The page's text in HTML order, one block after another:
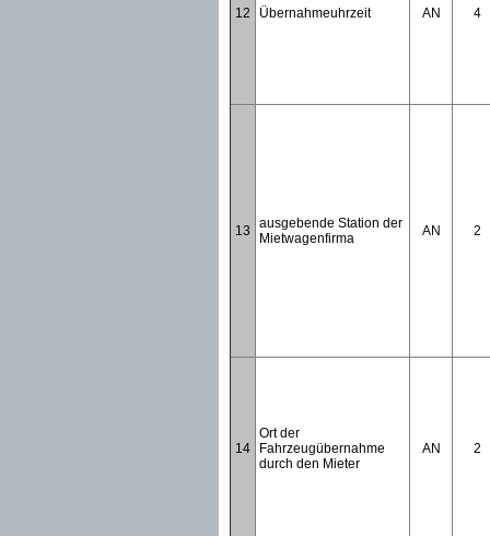
12 Übernahmeuhrzeit AN 4
13
ausgebende Station der
Mietwagenfirma
AN 2
14
Ort der
Fahrzeugübernahme
durch den Mieter
AN 2